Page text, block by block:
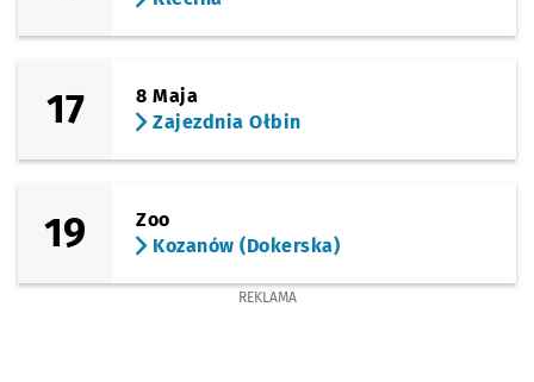
17
8 Maja
Zajezdnia Ołbin
19
Zoo
Kozanów (Dokerska)
REKLAMA